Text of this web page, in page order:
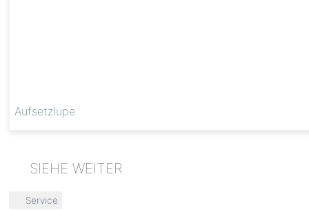
Aufsetzlupe
Schlagworte:
Service